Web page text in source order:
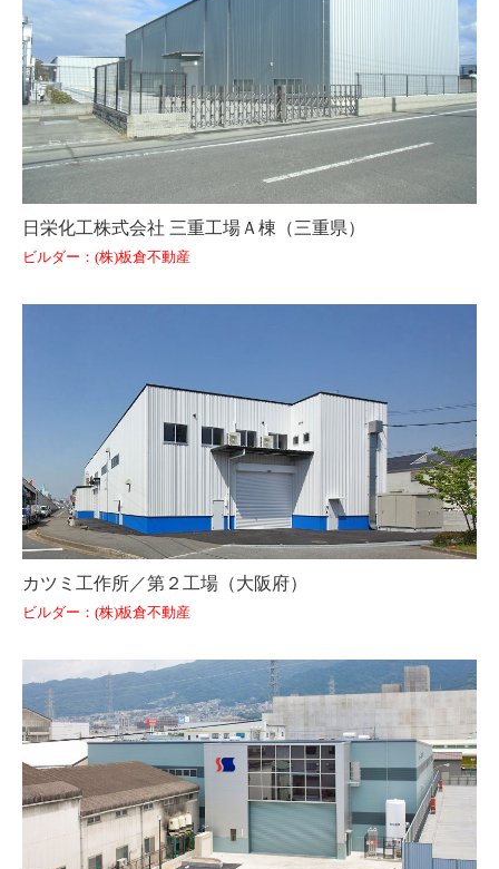
日栄化工株式会社 三重工場Ａ棟（三重県）
ビルダー：(株)板倉不動産
カツミ工作所／第２工場（大阪府）
ビルダー：(株)板倉不動産